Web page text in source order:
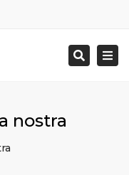
– 5:00pm
Search
nostra